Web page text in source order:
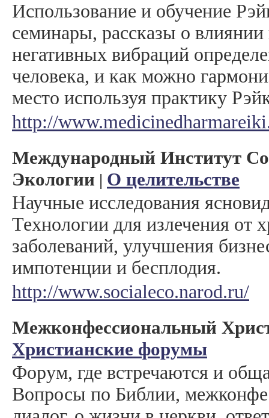
Использование и обучение
семинары, рассказы о
негативных вибраций
человека, и как можно
место используя практику
http://
Международный Институт
Экологии | О целительстве
Научные исследования
Технологии для излечения от
заболеваний, улучшения
импотенции и бесплодия.
http://www.socialeco.narod.ru/
Межконфессиональный
Христианские форумы
Форум, где встречаются и
Вопросы по Библии,